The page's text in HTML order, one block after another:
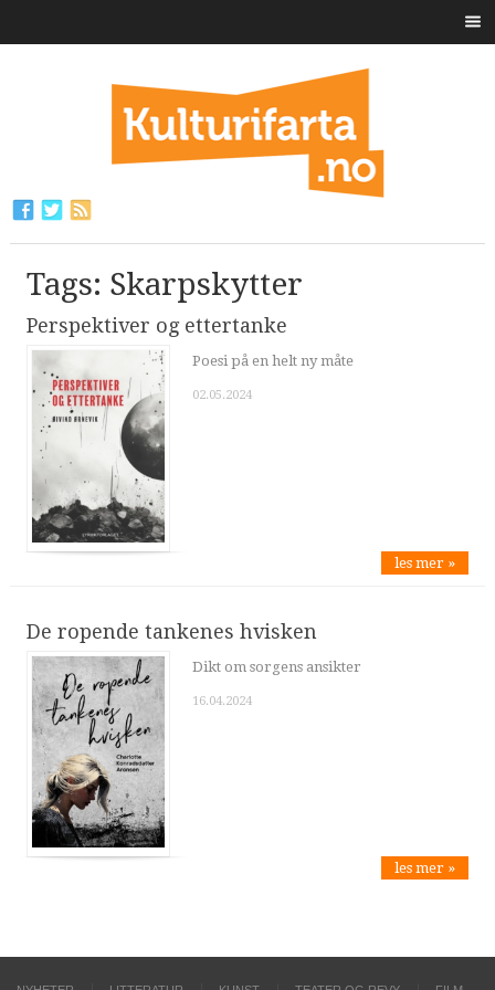
Tags: Skarpskytter
Perspektiver og ettertanke
Poesi på en helt ny måte
02.05.2024
les mer »
De ropende tankenes hvisken
Dikt om sorgens ansikter
16.04.2024
les mer »